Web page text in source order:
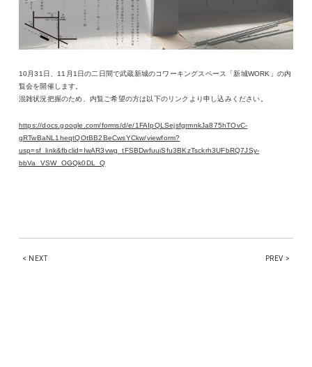
10月31日、11月1日の二日間で武蔵新城のコワーキングスペース「新城WORK」の内
覧会を開催します。
混雑状況把握のため、内覧ご希望の方は以下のリンクより申し込みください。
https://docs.google.com/forms/d/e/1FAIpQLSejsfgrmnkJa875hTOvC-
gRTwBaNL1heqtQOtBB2BeCwsYCkw/viewform?
usp=sf_link&fbclid=IwAR3vwg_tFSBDwfuuiSfu3BKzTsckrh3UFbRQ7JSy-
bbVa_VSW_OGQk0DL_Q
< NEXT PREV >